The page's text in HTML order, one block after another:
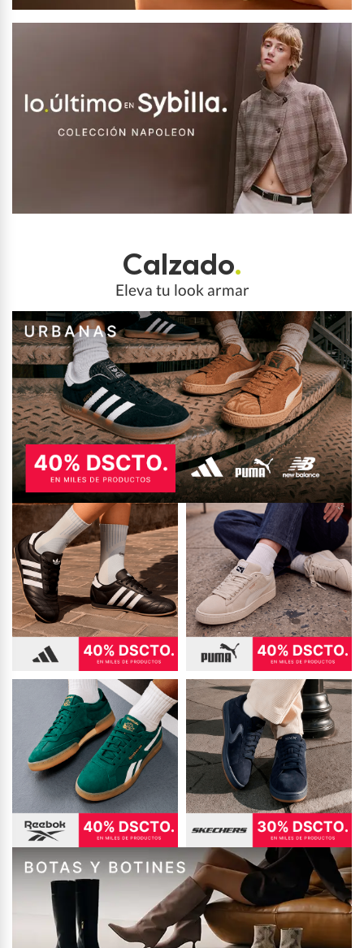
Calzado.
Eleva tu look armar